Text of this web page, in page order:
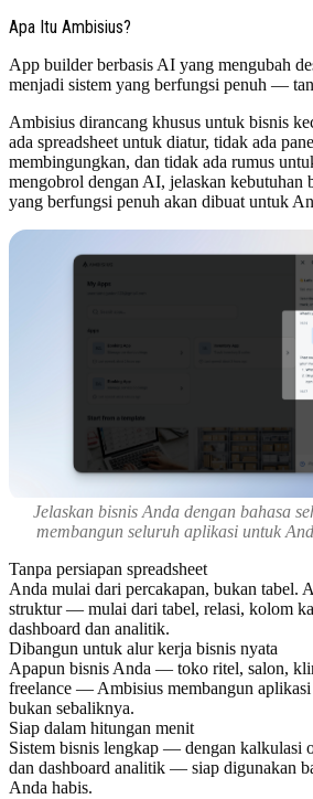
Apa Itu Ambisius?
App builder berbasis AI yang mengubah
menjadi sistem yang berfungsi penuh —
Ambisius dirancang khusus untuk bisnis
ada spreadsheet untuk diatur, tidak ada
membingungkan, dan tidak ada rumus
mengobrol dengan AI, jelaskan kebutuhan
yang berfungsi penuh akan dibuat untuk
Jelaskan bisnis Anda dengan bahasa
membangun seluruh aplikasi untuk
Tanpa persiapan spreadsheet
Anda mulai dari percakapan, bukan tabel.
struktur — mulai dari tabel, relasi, kolom
dashboard dan analitik.
Dibangun untuk alur kerja bisnis nyata
Apapun bisnis Anda — toko ritel, salon,
freelance — Ambisius membangun aplikasi
bukan sebaliknya.
Siap dalam hitungan menit
Sistem bisnis lengkap — dengan kalkulasi
dan dashboard analitik — siap digunakan
Anda habis.